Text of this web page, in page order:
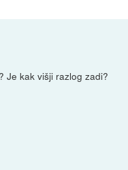
Je kak višji razlog zadi?